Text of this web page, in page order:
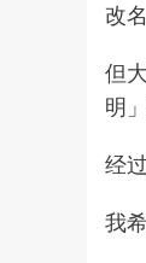
改
但
明
经
我